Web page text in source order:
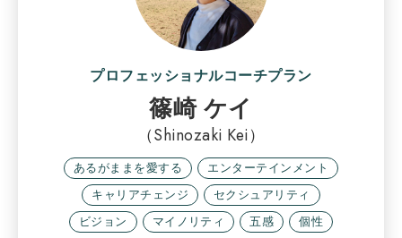
プロフェッショナルコーチプラン
篠崎 ケイ
（Shinozaki Kei）
あるがままを愛する
エンターテインメント
キャリアチェンジ
セクシュアリティ
ビジョン
マイノリティ 五感
個性